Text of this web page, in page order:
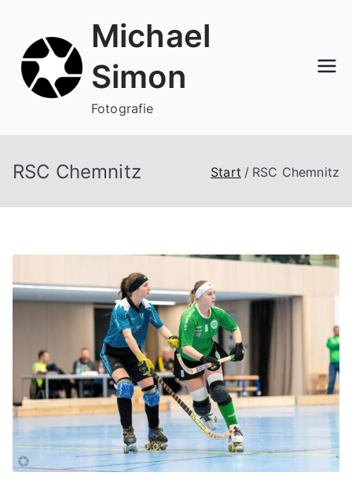
springen
Michael
Simon
Fotografie
RSC Chemnitz Start RSC Chemnitz